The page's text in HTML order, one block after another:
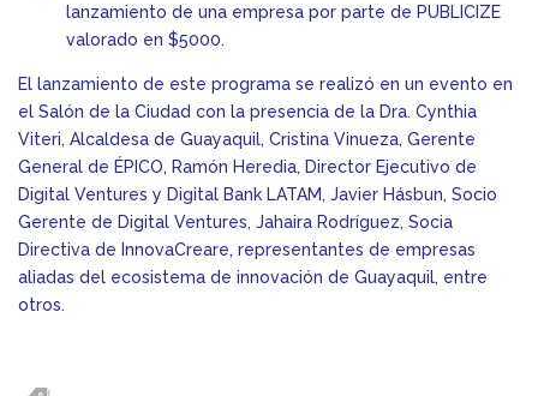
lanzamiento de una empresa por parte de PUBLICIZE
valorado en $5000.
El lanzamiento de este programa se realizó en un evento en
el Salón de la Ciudad con la presencia de la Dra. Cynthia
Viteri, Alcaldesa de Guayaquil, Cristina Vinueza, Gerente
General de ÉPICO, Ramón Heredia, Director Ejecutivo de
Digital Ventures y Digital Bank LATAM, Javier Hásbun, Socio
Gerente de Digital Ventures, Jahaira Rodríguez, Socia
Directiva de InnovaCreare, representantes de empresas
aliadas del ecosistema de innovación de Guayaquil, entre
otros.